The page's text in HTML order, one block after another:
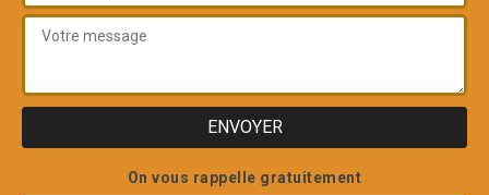
On vous rappelle gratuitement